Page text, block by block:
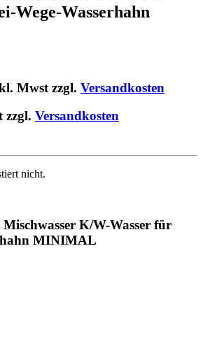
Wege-Wasserhahn
Mwst zzgl. Versandkosten
zzgl. Versandkosten
nicht.
K/W-Wasser für
MINIMAL